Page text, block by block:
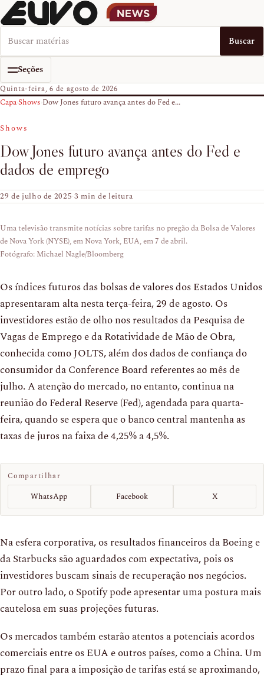
Buscar no EUVO News Buscar
Seções
Quinta-feira, 6 de agosto de 2026
Capa›Shows›Dow Jones futuro avança antes do Fed e...
Shows
Dow Jones futuro avança antes do Fed e
dados de emprego
29 de julho de 2025·3 min de leitura
Uma televisão transmite notícias sobre tarifas no pregão da Bolsa de Valores
de Nova York (NYSE), em Nova York, EUA, em 7 de abril.
Fotógrafo: Michael Nagle/Bloomberg
Os índices futuros das bolsas de valores dos Estados Unidos
apresentaram alta nesta terça-feira, 29 de agosto. Os
investidores estão de olho nos resultados da Pesquisa de
Vagas de Emprego e da Rotatividade de Mão de Obra,
conhecida como JOLTS, além dos dados de confiança do
consumidor da Conference Board referentes ao mês de
julho. A atenção do mercado, no entanto, continua na
reunião do Federal Reserve (Fed), agendada para quarta-
feira, quando se espera que o banco central mantenha as
taxas de juros na faixa de 4,25% a 4,5%.
Compartilhar
WhatsApp Facebook X
Na esfera corporativa, os resultados financeiros da Boeing e
da Starbucks são aguardados com expectativa, pois os
investidores buscam sinais de recuperação nos negócios.
Por outro lado, o Spotify pode apresentar uma postura mais
cautelosa em suas projeções futuras.
Os mercados também estarão atentos a potenciais acordos
comerciais entre os EUA e outros países, como a China. Um
prazo final para a imposição de tarifas está se aproximando,